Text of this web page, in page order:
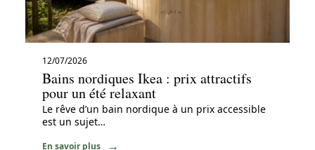
12/07/2026
Bains nordiques Ikea : prix attractifs
pour un été relaxant
Le rêve d’un bain nordique à un prix accessible
est un sujet…
En savoir plus